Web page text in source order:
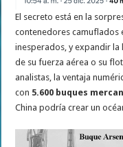
El secreto está en la
contenedores camuflados
inesperados, y expandir
de su fuerza aérea o su
analistas, la ventaja
con 5.600 buques
China podría crear un